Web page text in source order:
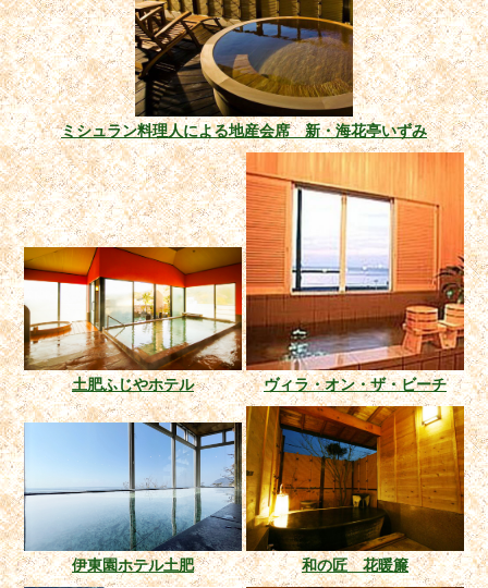
ミシュラン料理人による地産会席 新・海花亭いずみ
土肥ふじやホテル ヴィラ・オン・ザ・ビーチ
伊東園ホテル土肥 和の匠 花暖簾